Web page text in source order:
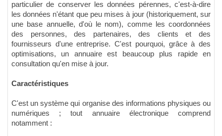
particulier de conserver les données pérennes, c'est-à-dire
les données n'étant que peu mises à jour (historiquement, sur
une base annuelle, d'où le nom), comme les coordonnées
des personnes, des partenaires, des clients et des
fournisseurs d'une entreprise. C'est pourquoi, grâce à des
optimisations, un annuaire est beaucoup plus rapide en
consultation qu'en mise à jour.
Caractéristiques
C'est un système qui organise des informations physiques ou
numériques ; tout annuaire électronique comprend
notamment :